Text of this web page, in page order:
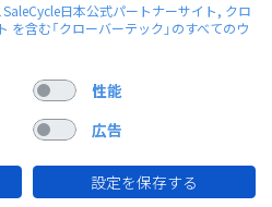
役割 | Shopliveブログ日本公式パートナーサイト, クロ
含む「クローバーテック」のすべてのウ
性能
広告
設定を保存する